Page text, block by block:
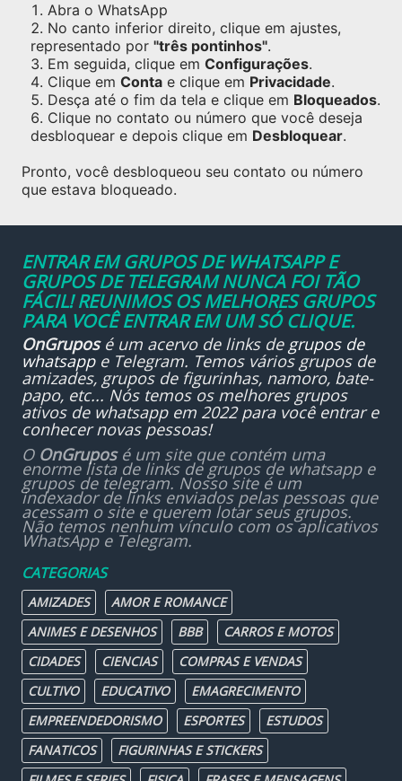
Abra o WhatsApp
No canto inferior direito, clique em ajustes,
representado por "três pontinhos".
Em seguida, clique em Configurações.
Clique em Conta e clique em Privacidade.
Desça até o fim da tela e clique em Bloqueados.
Clique no contato ou número que você deseja
desbloquear e depois clique em Desbloquear.
Pronto, você desbloqueou seu contato ou número
que estava bloqueado.
ENTRAR EM GRUPOS DE WHATSAPP E
GRUPOS DE TELEGRAM NUNCA FOI TÃO
FÁCIL! REUNIMOS OS MELHORES GRUPOS
PARA VOCÊ ENTRAR EM UM SÓ CLIQUE.
OnGruposé um acervo de links de grupos de
whatsappe Telegram. Temos vários grupos de
amizades, grupos de figurinhas, namoro, bate-
papo, etc... Nós temos os melhores grupos
ativos de whatsapp em 2022 para você entrar e
conhecer novas pessoas!
O OnGruposé um site que contém uma
enorme lista de links de grupos de whatsapp e
grupos de telegram. Nosso site é um
indexador de links enviados pelas pessoas que
acessam o site e querem lotar seus grupos.
Não temos nenhum vínculo com os aplicativos
WhatsApp e Telegram.
CATEGORIAS
AMIZADES
AMOR E ROMANCE
ANIMES E DESENHOS
BBB
CARROS E MOTOS
CIDADES
CIENCIAS
COMPRAS E VENDAS
CULTIVO
EDUCATIVO
EMAGRECIMENTO
EMPREENDEDORISMO
ESPORTES
ESTUDOS
FANATICOS
FIGURINHAS E STICKERS